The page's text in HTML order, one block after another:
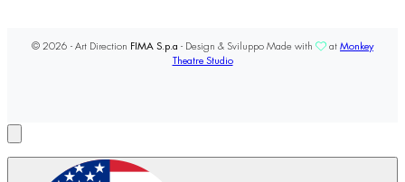
© 2026 - Art Direction FIMA S.p.a - Design & Sviluppo Made with at Monkey
Theatre Studio